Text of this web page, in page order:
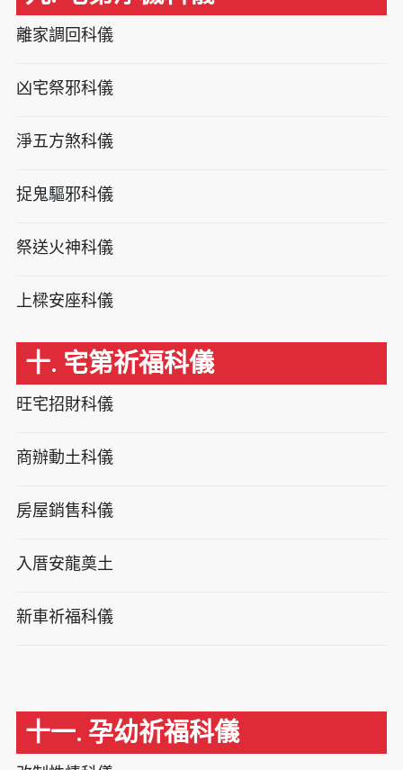
離家調回科儀
凶宅祭邪科儀
淨五方煞科儀
捉鬼驅邪科儀
祭送火神科儀
上樑安座科儀
十. 宅第祈福科儀
旺宅招財科儀
商辦動土科儀
房屋銷售科儀
入厝安龍奠土
新車祈福科儀
十一. 孕幼祈福科儀